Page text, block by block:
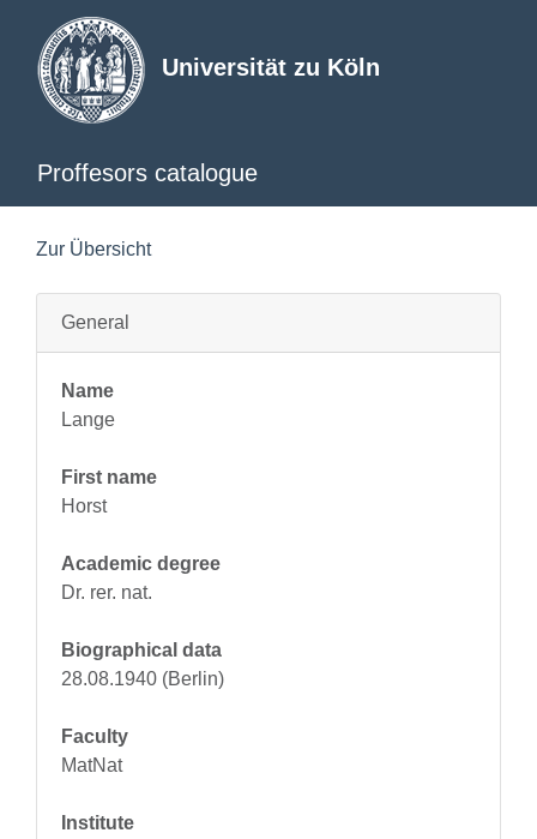
Universität zu Köln
Proffesors catalogue
Zur Übersicht
General
Name
Lange
First name
Horst
Academic degree
Dr. rer. nat.
Biographical data
28.08.1940 (Berlin)
Faculty
MatNat
Institute